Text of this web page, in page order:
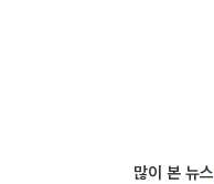
많이 본 뉴스